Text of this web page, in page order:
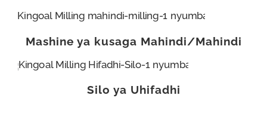
Mashine ya kusaga Mahindi/Mahindi
Silo ya Uhifadhi